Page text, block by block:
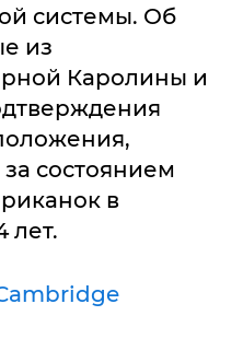
системы. Об
из
Каролины и
состоянием
в
лет.